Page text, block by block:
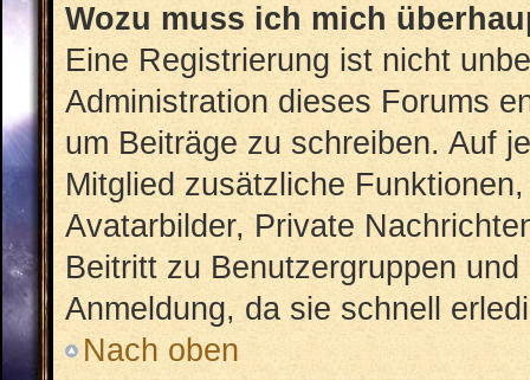
Wozu muss ich mich
Eine Registrierung ist nicht
Administration dieses Forums
um Beiträge zu schreiben. Auf
Mitglied zusätzliche
Avatarbilder, Private
Beitritt zu Benutzergruppen
Anmeldung, da sie schnell
Nach oben